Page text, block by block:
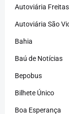
Autoviária Freitas
Autoviária São
Bahia
Baú de Notícias
Bepobus
Bilhete Único
Boa Esperança